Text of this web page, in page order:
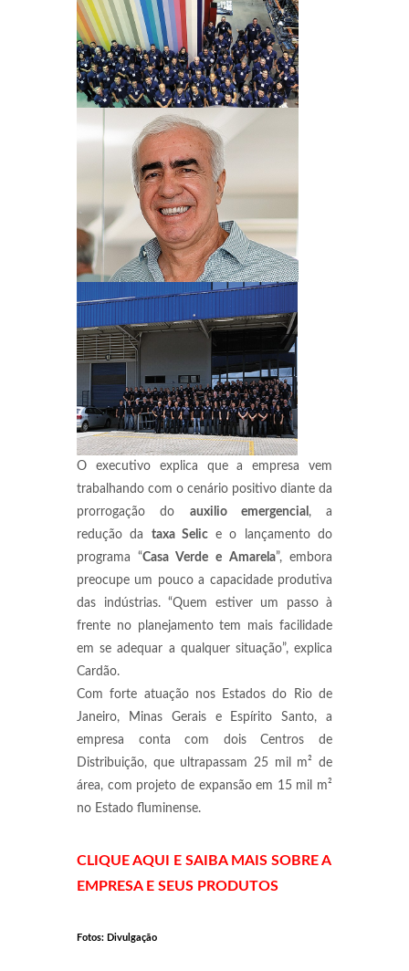
O executivo explica que a empresa vem
trabalhando com o cenário positivo diante da
prorrogação do auxilio emergencial , a
redução da taxa Selice o lançamento do
programa “Casa Verde e Amarela”, embora
preocupe um pouco a capacidade produtiva
das indústrias. “Quem estiver um passo à
frente no planejamento tem mais facilidade
em se adequar a qualquer situação”, explica
Cardão.
Com forte atuação nos Estados do Rio de
Janeiro, Minas Gerais e Espírito Santo, a
empresa conta com dois Centros de
Distribuição, que ultrapassam 25 mil m² de
área, com projeto de expansão em 15 mil m²
no Estado fluminense.
CLIQUE AQUI E SAIBA MAIS SOBRE A
EMPRESA E SEUS PRODUTOS
Fotos: Divulgação